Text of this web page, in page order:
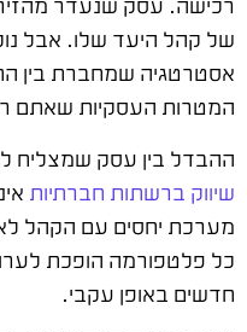
של קהל היעד שלו. אבל
אסטרטגיה שמחברת בין
המטרות העסקיות שאתם
ההבדל בין עסק שמצליח
שיווק ברשתות חברתיות
מערכת יחסים עם הקהל
כל פלטפורמה הופכת
חדשים באופן עקבי.